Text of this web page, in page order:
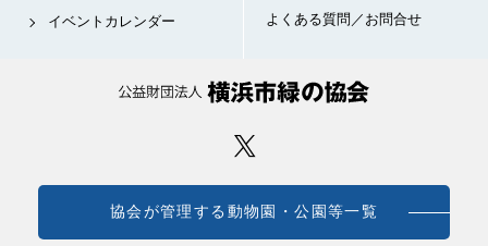
イベントカレンダー
よくある質問／お問合せ
協会が管理する動物園・公園等一覧